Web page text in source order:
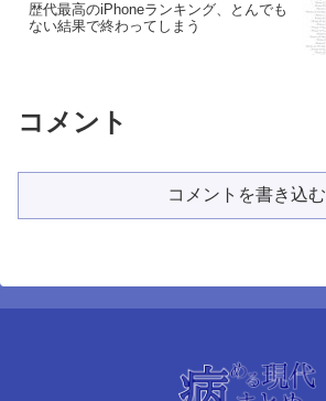
歴代最高のiPhoneランキング、とんでも
ない結果で終わってしまう
コメント
コメントを書き込む